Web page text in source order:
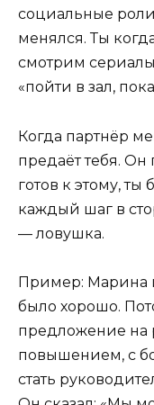
социальные
менялся. Ты
смотрим
«пойти в зал,
Когда партнёр
предаёт тебя. Он
готов к этому,
каждый шаг в
— ловушка.
Пример: Марина
было хорошо.
предложение на
повышением, с
стать